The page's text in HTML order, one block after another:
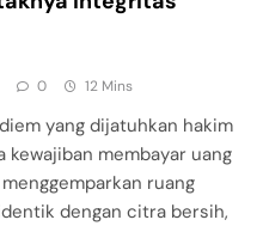
0 12 Mins
yang dijatuhkan hakim
kewajiban membayar uang
ruang
dengan citra bersih,